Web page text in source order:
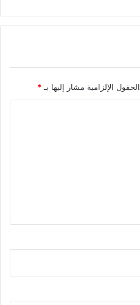
الحقول الإلزامية مشار إليها بـ *